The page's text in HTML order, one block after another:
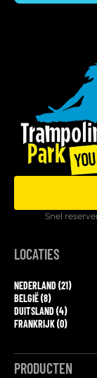
Snel
LOCATIES
NEDERLAND (21)
BELGIË (8)
DUITSLAND (4)
FRANKRIJK (0)
PRODUCTEN